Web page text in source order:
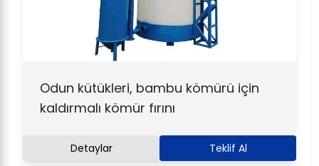
Odun kütükleri, bambu kömürü için
kaldırmalı kömür fırını
Detaylar Teklif Al